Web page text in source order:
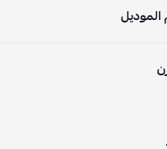
الموديل